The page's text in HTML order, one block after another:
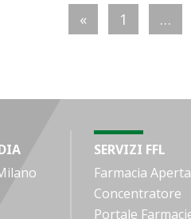
« 1 …
SERVIZI FFL
Farmacia Aperta
Concentratore
Portale